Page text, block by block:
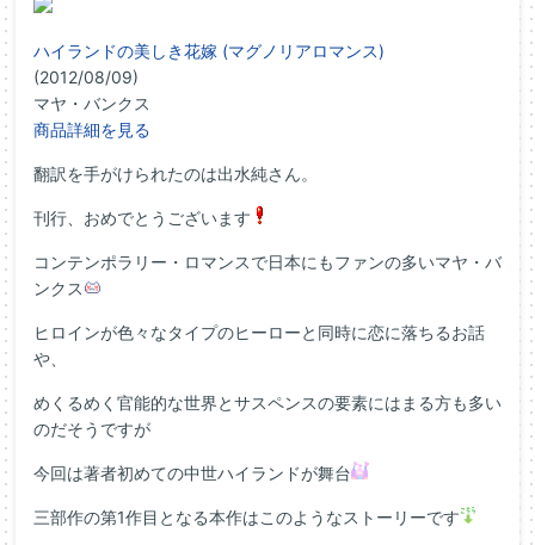
ハイランドの美しき花嫁 (マグノリアロマンス)
(2012/08/09)
マヤ・バンクス
商品詳細を見る
翻訳を手がけられたのは出水純さん。
刊行、おめでとうございます
コンテンポラリー・ロマンスで日本にもファンの多いマヤ・バ
ンクス
ヒロインが色々なタイプのヒーローと同時に恋に落ちるお話
や、
めくるめく官能的な世界とサスペンスの要素にはまる方も多い
のだそうですが
今回は著者初めての中世ハイランドが舞台
三部作の第1作目となる本作はこのようなストーリーです